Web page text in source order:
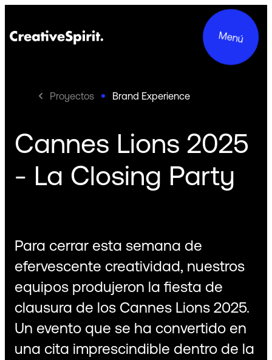
Menú
Proyectos
Servicios
Compromisos
Contacto
Proyectos Brand Experience
Cannes Lions 2025
- La Closing Party
Para cerrar esta semana de
efervescente creatividad, nuestros
equipos produjeron la fiesta de
clausura de los Cannes Lions 2025.
Un evento que se ha convertido en
una cita imprescindible dentro de la